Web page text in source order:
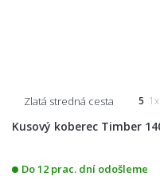
Zlatá stredná cesta 5 1x
Kusový koberec Timber
Do 12 prac. dní odošleme